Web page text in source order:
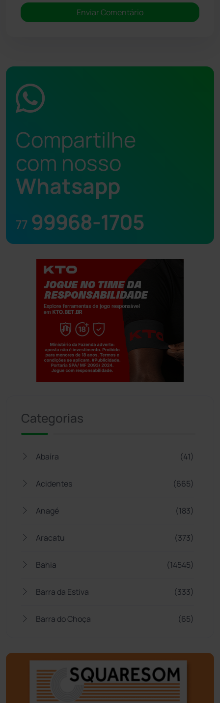
Compartilhe
com nosso
Whatsapp
77 99968-1705
Categorias
Abaíra (41)
Acidentes (665)
Anagé (183)
Aracatu (373)
Bahia (14545)
Barra da Estiva (333)
Barra do Choça (65)
Bom Jesus da Lapa (505)
Boquira (152)